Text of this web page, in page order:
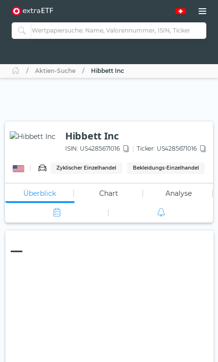
Aktien-Suche Hibbett Inc
Hibbett Inc
ISIN: US4285671016 Ticker: US4285671016
Zyklischer Einzelhandel Bekleidungs-Einzelhandel
Überblick Chart Analyse
—